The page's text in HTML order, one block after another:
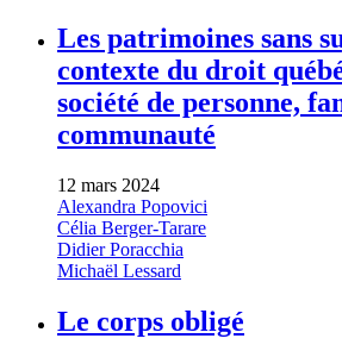
Les patrimoines sans
contexte du droit
société de personne,
communauté
12 mars 2024
Alexandra Popovici
Célia Berger-Tarare
Didier Poracchia
Michaël Lessard
Le corps obligé